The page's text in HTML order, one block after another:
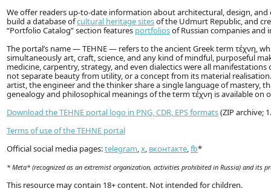
We offer readers up-to-date information about architectural, design,
build a database ofcultural heritage sitesof the Udmurt Republic, and
“Portfolio Catalog” section features portfoliosof Russian companies
The portal’s name — TEHNE — refers to the ancient Greek term τέχνη,
simultaneously art, craft, science, and any kind of mindful, purposeful
medicine, carpentry, strategy, and even dialectics were all
not separate beauty from utility, or a concept from its material
artist, the engineer and the thinker share a single language of mastery,
genealogy and philosophical meanings of the term τέχνη is available on
Download the TEHNE portal logo in PNG, CDR, EPS formats(ZIP archive;
Terms of use of the TEHNE portal
Official social media pages:telegram,x, вконтакте,fb*
* Meta* (recognized as an extremist organization, activities prohibited in Russia) and its
This resource may contain 18+ content. Not intended for children.